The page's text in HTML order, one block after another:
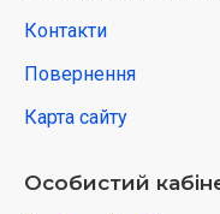
Контакти
Повернення
Карта сайту
Особистий